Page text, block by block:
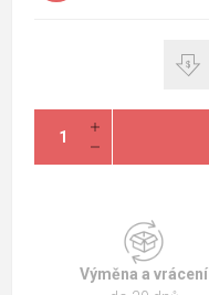
Výměna a vrácení